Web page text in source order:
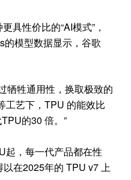
具性价比的“AI模式”，
模型数据显示，谷歌
牺牲通用性，换取极致的
工艺下，TPU 的能效比
的30 倍。”
起，每一代产品都在性
在2025年的 TPU v7 上